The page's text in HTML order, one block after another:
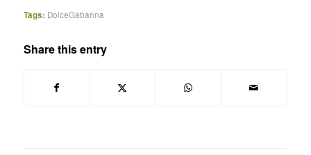
Tags: DolceGabanna
Share this entry